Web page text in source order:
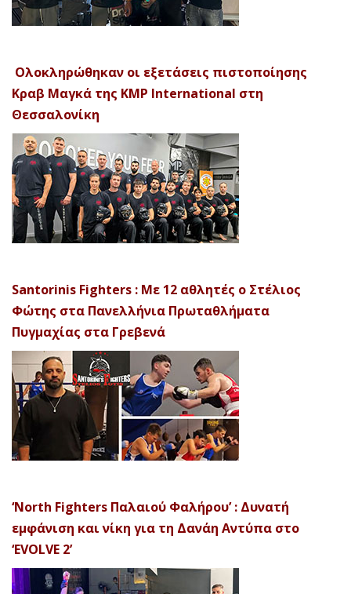
Ολοκληρώθηκαν οι εξετάσεις πιστοποίησης
Κραβ Μαγκά της KMP International στη
Θεσσαλονίκη
Santorinis Fighters : Με 12 αθλητές ο Στέλιος
Φώτης στα Πανελλήνια Πρωταθλήματα
Πυγμαχίας στα Γρεβενά
‘North Fighters Παλαιού Φαλήρου’ : Δυνατή
εμφάνιση και νίκη για τη Δανάη Αντύπα στο
‘EVOLVE 2’